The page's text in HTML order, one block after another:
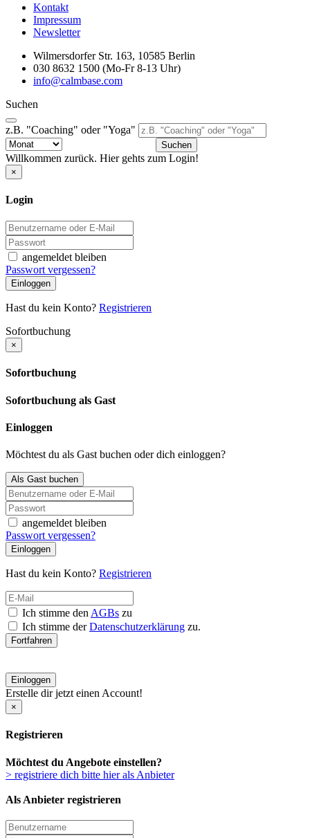
Kontakt
Impressum
Newsletter
Wilmersdorfer Str. 163, 10585 Berlin
030 8632 1500 (Mo-Fr 8-13 Uhr)
info@calmbase.com
Suchen
z.B. "Coaching" oder "Yoga"
Suchen
Willkommen zurück. Hier gehts zum Login!
×
Login
angemeldet bleiben
Passwort vergessen?
Einloggen
Hast du kein Konto? Registrieren
Sofortbuchung
×
Sofortbuchung
Sofortbuchung als Gast
Einloggen
Möchtest du als Gast buchen oder dich einloggen?
Als Gast buchen
angemeldet bleiben
Passwort vergessen?
Einloggen
Hast du kein Konto? Registrieren
Ich stimme den AGBs zu
Ich stimme derDatenschutzerklärung zu.
Fortfahren
Einloggen
Erstelle dir jetzt einen Account!
×
Registrieren
Möchtest du Angebote einstellen?
> registriere dich bitte hier als Anbieter
Als Anbieter registrieren